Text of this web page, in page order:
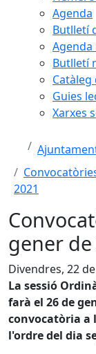
Agenda
Butlletí
Agenda
Butlletí
Guies
Xarxes
2021
gener de
Divendres, 22
La sessió
farà el 26 de
convocatòria a
l'ordre del dia